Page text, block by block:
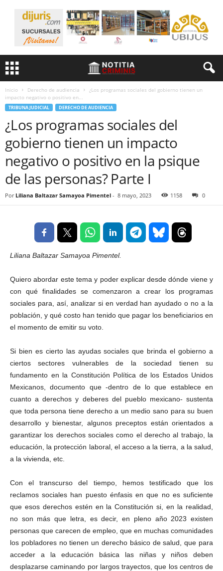
Inicio Derecho de audiencia
¿Los programas sociales del gobierno tienen un
impacto negativo o positivo en...
TRIBUNA JUDICIAL DERECHO DE AUDIENCIA
¿Los programas sociales del
gobierno tienen un impacto
negativo o positivo en la psique
de las personas? Parte I
Por Liliana Baltazar Samayoa Pimentel - 8 mayo, 2023 1158 0
Liliana Baltazar Samayoa Pimentel.
Quiero abordar este tema y poder explicar desde dónde viene y
con qué finalidades se comenzaron a crear los programas
sociales para, así, analizar si en verdad han ayudado o no a la
población, y qué costo han tenido que pagar los beneficiarios en
el momento de emitir su voto.
Si bien es cierto las ayudas sociales que brinda el gobierno a
ciertos sectores vulnerables de la sociedad tienen su
fundamento en la Constitución Política de los Estados Unidos
Mexicanos, documento que -dentro de lo que establece en
cuanto a derechos y deberes del pueblo mexicano- sustenta
que toda persona tiene derecho a un medio sano para su buen
desarrollo y bienestar, algunos preceptos están orientados a
garantizar los derechos sociales como el derecho al trabajo, la
educación, la protección laboral, el acceso a la tierra, a la salud,
a la vivienda, etc.
Con el transcurso del tiempo, hemos testificado que los
reclamos sociales han puesto énfasis en que no es suficiente
que esos derechos estén en la Constitución si, en la realidad,
no son más que letra, es decir, en pleno año 2023 existen
personas que carecen de empleo, que en muchas comunidades
los pobladores no tienen un derecho básico de salud, que para
acceder a la educación básica las niñas y niños deben
desplazarse caminando por largos trayectos, que los centros de